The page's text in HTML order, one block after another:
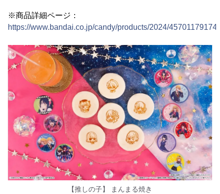
※商品詳細ページ：
https://www.bandai.co.jp/candy/products/2024/
【推しの子】 まんまる焼き